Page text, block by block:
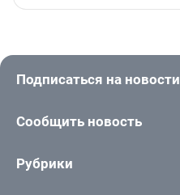
Подписаться на новости
Сообщить новость
Рубрики